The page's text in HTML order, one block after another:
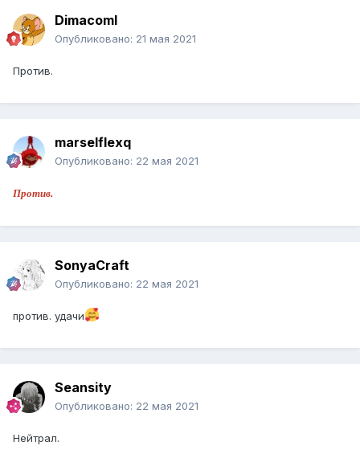
DimacomI
Опубликовано: 21 мая 2021
Против.
marselflexq
Опубликовано: 22 мая 2021
Против.
SonyaCraft
Опубликовано: 22 мая 2021
против. удачи
Seansity
Опубликовано: 22 мая 2021
Нейтрал.